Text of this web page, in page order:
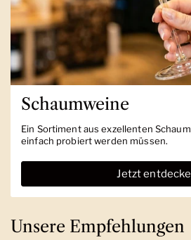
Schaumweine
Ein Sortiment aus exzellenten
einfach probiert werden müssen.
Jetzt
Unsere Empfehlungen